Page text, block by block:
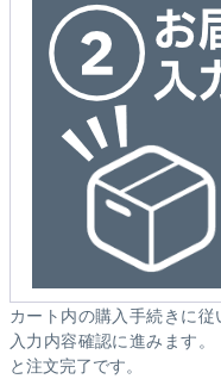
カート内の購入手続きに
入力内容確認に進みます
と注文完了です。